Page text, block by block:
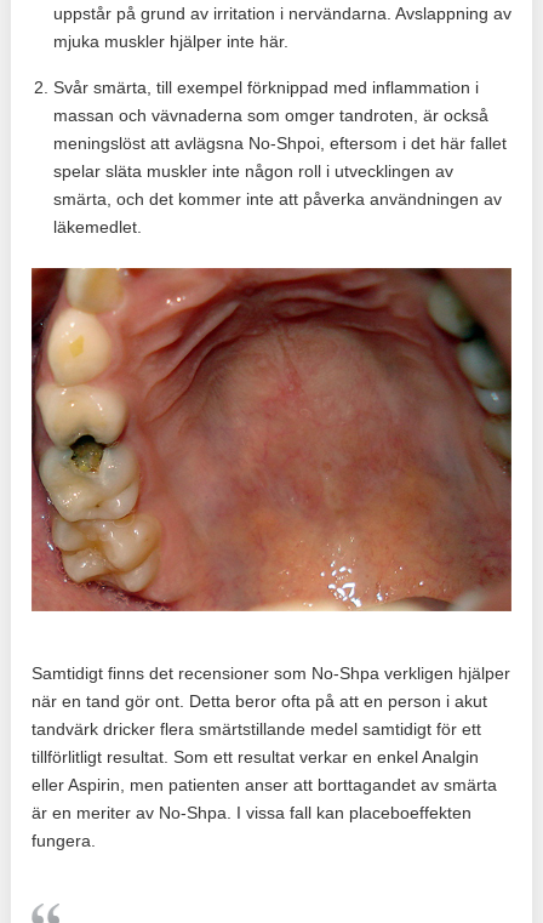
uppstår på grund av irritation i nervändarna. Avslappning av
mjuka muskler hjälper inte här.
Svår smärta, till exempel förknippad med inflammation i
massan och vävnaderna som omger tandroten, är också
meningslöst att avlägsna No-Shpoi, eftersom i det här fallet
spelar släta muskler inte någon roll i utvecklingen av
smärta, och det kommer inte att påverka användningen av
läkemedlet.
Samtidigt finns det recensioner som No-Shpa verkligen hjälper
när en tand gör ont. Detta beror ofta på att en person i akut
tandvärk dricker flera smärtstillande medel samtidigt för ett
tillförlitligt resultat. Som ett resultat verkar en enkel Analgin
eller Aspirin, men patienten anser att borttagandet av smärta
är en meriter av No-Shpa. I vissa fall kan placeboeffekten
fungera.